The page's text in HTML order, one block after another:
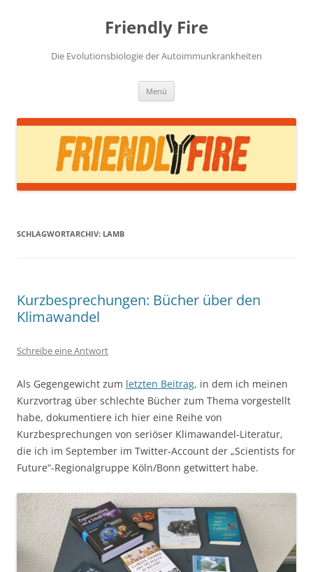
Friendly Fire
Die Evolutionsbiologie der Autoimmunkrankheiten
Menü
SCHLAGWORTARCHIV: LAMB
Kurzbesprechungen: Bücher über den
Klimawandel
Schreibe eine Antwort
Als Gegengewicht zum letzten Beitrag, in dem ich meinen
Kurzvortrag über schlechte Bücher zum Thema vorgestellt
habe, dokumentiere ich hier eine Reihe von
Kurzbesprechungen von seriöser Klimawandel-Literatur,
die ich im September im Twitter-Account der „Scientists for
Future“-Regionalgruppe Köln/Bonn getwittert habe.